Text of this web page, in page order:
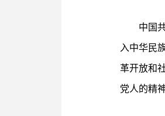
中国
入中华民
革开放和
党人的精